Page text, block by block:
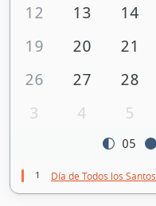
12
13 14
19
20 21
26
27 28
3
4 5
05
1 Día de Todos los Santos